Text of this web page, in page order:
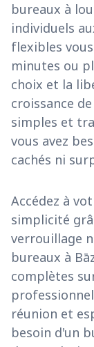
bureaux à
individuels
flexibles
minutes ou
choix et la
croissance
simples et
vous avez
cachés ni
Accédez à
simplicité
verrouillage
bureaux à
complètes
réunion et
besoin d'un